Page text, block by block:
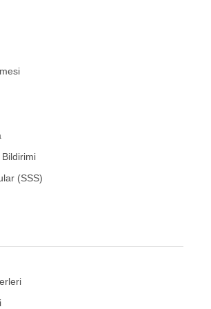
Bildirimi
(SSS)